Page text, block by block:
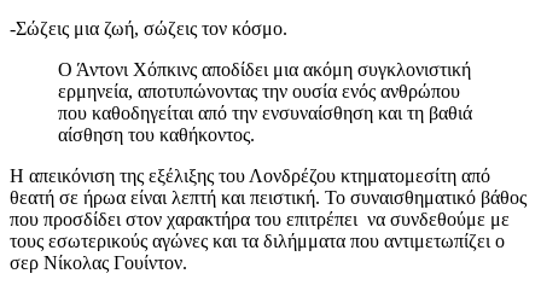
-Σώζεις μια ζωή, σώζεις τον κόσμο.
Ο Άντονι Χόπκινς αποδίδει μια ακόμη συγκλονιστική
ερμηνεία, αποτυπώνοντας την ουσία ενός ανθρώπου
που καθοδηγείται από την ενσυναίσθηση και τη βαθιά
αίσθηση του καθήκοντος.
Η απεικόνιση της εξέλιξης του Λονδρέζου κτηματομεσίτη από
θεατή σε ήρωα είναι λεπτή και πειστική. Το συναισθηματικό βάθος
που προσδίδει στον χαρακτήρα του επιτρέπει να συνδεθούμε με
τους εσωτερικούς αγώνες και τα διλήμματα που αντιμετωπίζει ο
σερ Νίκολας Γουίντον.